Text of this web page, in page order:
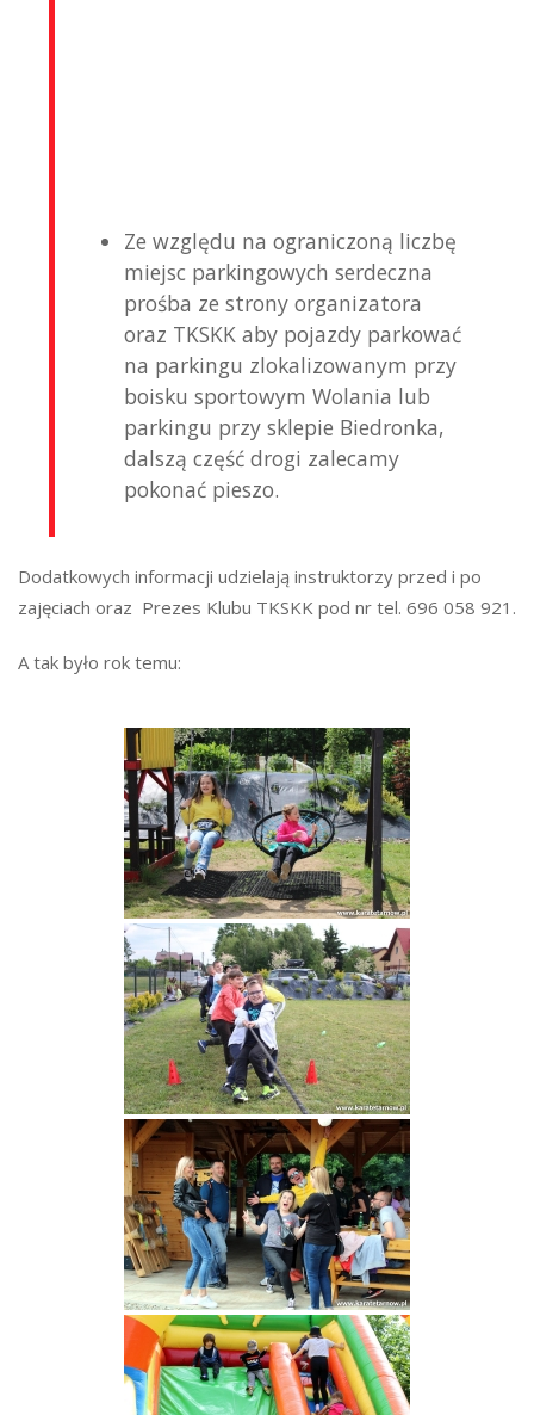
Ze względu na ograniczoną liczbę
miejsc parkingowych serdeczna
prośba ze strony organizatora
oraz TKSKK aby pojazdy parkować
na parkingu zlokalizowanym przy
boisku sportowym Wolania lub
parkingu przy sklepie Biedronka,
dalszą część drogi zalecamy
pokonać pieszo.
Dodatkowych informacji udzielają instruktorzy przed i po
zajęciach oraz Prezes Klubu TKSKK pod nr tel. 696 058 921.
A tak było rok temu: